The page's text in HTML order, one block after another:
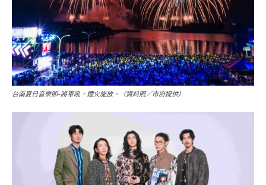
台南夏日音樂節-將軍吼，煙火施放。（資料照／市府提供）